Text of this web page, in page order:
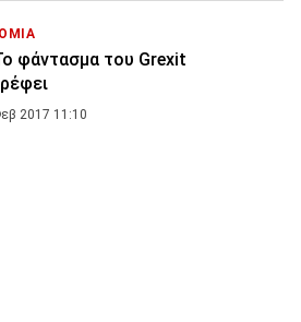
φάντασμα του Grexit
2017 11:10